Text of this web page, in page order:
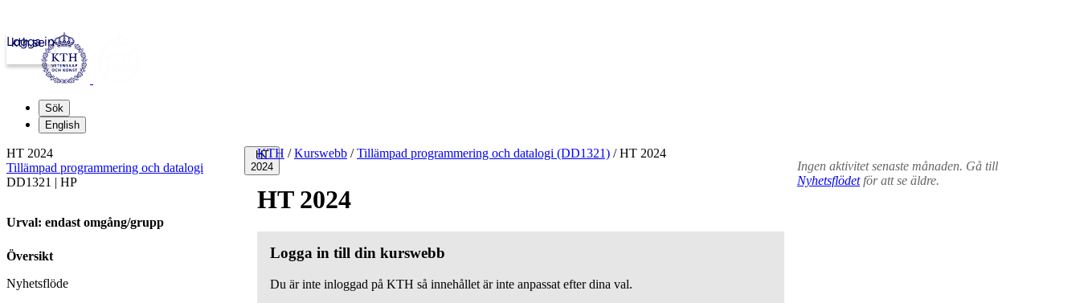
kth.se
Logga in
Sök
English
HT
2024
KTH / Kurswebb / Tillämpad programmering och datalogi (DD1321) /HT 2024
HT 2024
Logga in till din kurswebb
Du är inte inloggad på KTH så innehållet är inte anpassat efter dina val.
Ingen aktivitet senaste månaden. Gå till
Nyhetsflödetför att se äldre.
HT 2024
Tillämpad programmering och datalogi
DD1321 | HP
Urval: endast omgång/grupp
Översikt
Nyhetsflöde